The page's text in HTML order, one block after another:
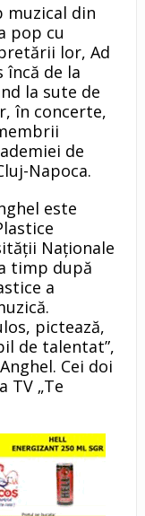
muzical din
pop cu
lor, Ad
încă de la
la sute de
în concerte,
de
Napoca.
este
Naționale
timp după
a
pictează,
de talentat”,
Cei doi
TV „Te